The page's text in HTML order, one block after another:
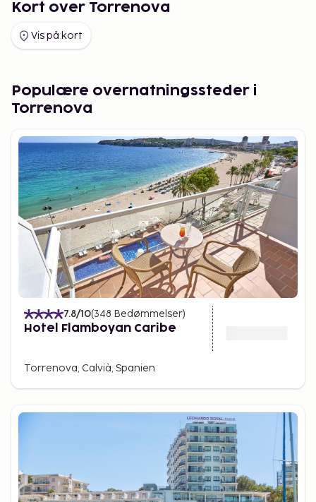
Kort over Torrenova
Vis på kort
Populære overnatningssteder i
Torrenova
7.8/10(348 Bedømmelser)
Hotel Flamboyan Caribe
Torrenova, Calvià, Spanien